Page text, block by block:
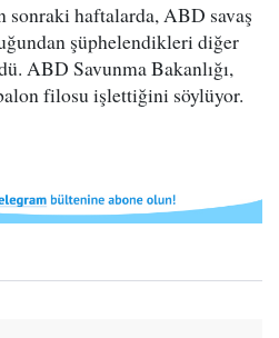
sonraki haftalarda, ABD savaş
şüphelendikleri diğer
ABD Savunma Bakanlığı,
filosu işlettiğini söylüyor.